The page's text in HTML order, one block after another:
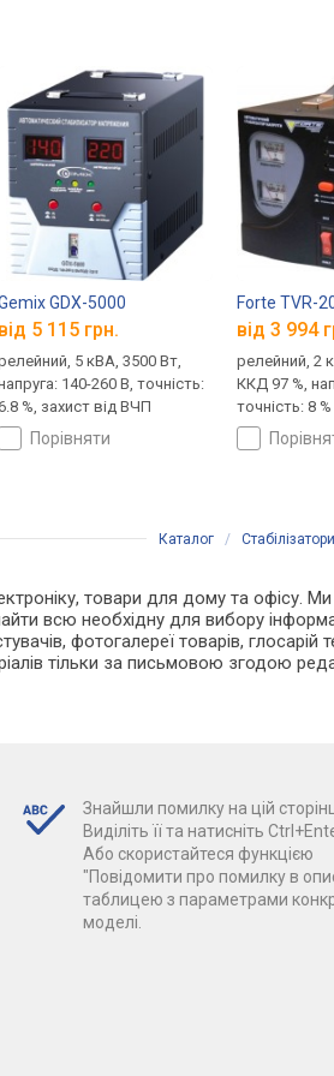
GDX-5000
від 5 115 грн.
5 кВА, 3500 Вт,
140-260 В, точність:
%, захист від ВЧП
порівняти
Forte TVR-
від 3 994
релейний, 2
ККД 97 %,
точність: 8 %
Каталог /
товари для дому та офісу.
всю необхідну для вибору
фотогалереї товарів, глосарій
тільки за письмовою згодою
Знайшли помилку на цій
Виділіть її та натисніть
Або скористайтеся функцією
"Повідомити про помилку в
таблицею з параметрами
моделі.